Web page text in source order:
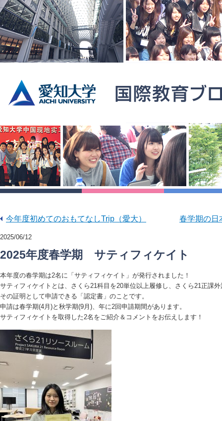
今年度初めてのおもてなしTrip（愛大） 春学期の日
2025/06/12
2025年度春学期 サティフィケイト
本年度の春学期は2名に「サティフィケイト」が発行されました！
サティフィケイトとは、さくら21科目を20単位以上履修し、さくら21正課
その証明として申請できる「認定書」のことです。
申請は春学期(4月)と秋学期(9月)、年に2回申請期間があります。
サティフィケイトを取得した2名をご紹介＆コメントをお伝えします！